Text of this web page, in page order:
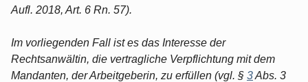
Aufl. 2018, Art. 6 Rn. 57).
Im vorliegenden Fall ist es das Interesse der
Rechtsanwältin, die vertragliche Verpflichtung mit dem
Mandanten, der Arbeitgeberin, zu erfüllen (vgl. § 3Abs. 3